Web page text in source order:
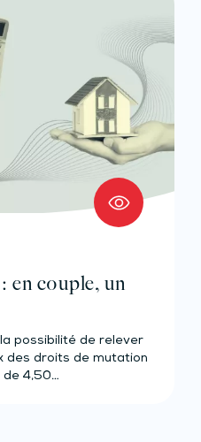
en couple, un
possibilité de relever
des droits de mutation
4,50…